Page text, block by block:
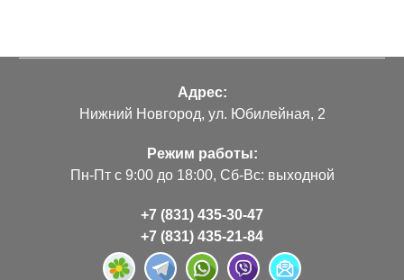
Адрес:
Нижний Новгород, ул. Юбилейная, 2
Режим работы:
Пн-Пт с 9:00 до 18:00, Сб-Вс: выходной
+7 (831) 435-30-47
+7 (831) 435-21-84